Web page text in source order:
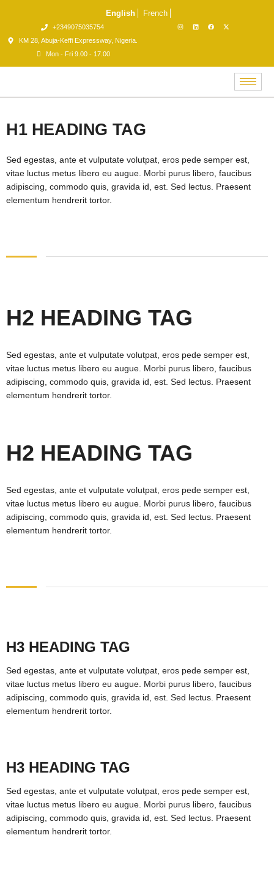
English French
+2349075035754
KM 28, Abuja-Keffi Expressway, Nigeria.
Mon - Fri 9.00 - 17.00
H1 HEADING TAG
Sed egestas, ante et vulputate volutpat, eros pede semper est,
vitae luctus metus libero eu augue. Morbi purus libero, faucibus
adipiscing, commodo quis, gravida id, est. Sed lectus. Praesent
elementum hendrerit tortor.
H2 HEADING TAG
Sed egestas, ante et vulputate volutpat, eros pede semper est,
vitae luctus metus libero eu augue. Morbi purus libero, faucibus
adipiscing, commodo quis, gravida id, est. Sed lectus. Praesent
elementum hendrerit tortor.
H2 HEADING TAG
Sed egestas, ante et vulputate volutpat, eros pede semper est,
vitae luctus metus libero eu augue. Morbi purus libero, faucibus
adipiscing, commodo quis, gravida id, est. Sed lectus. Praesent
elementum hendrerit tortor.
H3 HEADING TAG
Sed egestas, ante et vulputate volutpat, eros pede semper est,
vitae luctus metus libero eu augue. Morbi purus libero, faucibus
adipiscing, commodo quis, gravida id, est. Sed lectus. Praesent
elementum hendrerit tortor.
H3 HEADING TAG
Sed egestas, ante et vulputate volutpat, eros pede semper est,
vitae luctus metus libero eu augue. Morbi purus libero, faucibus
adipiscing, commodo quis, gravida id, est. Sed lectus. Praesent
elementum hendrerit tortor.